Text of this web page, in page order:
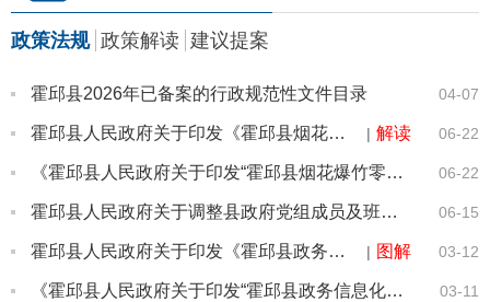
2026年霍邱县县直学校公开选调教师公告
政策法规 政策解读 建议提案
04-07
霍邱县2026年已备案的行政规范性文件目录
06-22
| 解读
霍邱县人民政府关于印发《霍邱县烟花爆竹零售经营布点规划》的通知
06-22
《霍邱县人民政府关于印发“霍邱县烟花爆竹零售经营布点规划”的通知》制定情况
06-15
霍邱县人民政府关于调整县政府党组成员及班子成员工作分工的通知
03-12
| 图解
霍邱县人民政府关于印发《霍邱县政务信息化项目建设管理办法（修订）》的通知
03-11
《霍邱县人民政府关于印发“霍邱县政务信息化项目建设管理办法（修订）”的通知》制定情况